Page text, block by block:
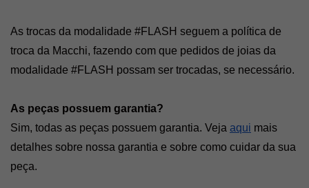
As trocas da modalidade #FLASH seguem a política de
troca da Macchi, fazendo com que pedidos de joias da
modalidade #FLASH possam ser trocadas, se necessário.
As peças possuem garantia?
Sim, todas as peças possuem garantia. Veja aqui mais
detalhes sobre nossa garantia e sobre como cuidar da sua
peça.